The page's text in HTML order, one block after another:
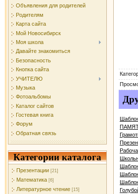
Объявления для родителей
Родителям
Карта сайта
Мой Новосибирск
Моя школа
Давайте знакомиться
Безопасность
Кнопка сайта
УЧИТЕЛЮ
Музыка
Фотоальбомы
Каталог сайтов
Гостевая книга
Форум
Обратная связь
Категории каталога
Презентации [21]
Математика [6]
Литературное чтение [15]